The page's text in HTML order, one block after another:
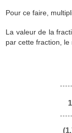
Pour ce faire,
La valeur de la
par cette fraction, le